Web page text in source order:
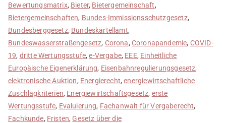
Bewertungsmatrix, Bieter, Bietergemeinschaft,
Bietergemeinschaften, Bundes-Immissionsschutzgesetz,
Bundesberggesetz, Bundeskartellamt,
Bundeswasserstraßengesetz, Corona, Coronapandemie, COVID-
19, dritte Wertungsstufe,e-Vergabe, EEE, Einheitliche
Europäische Eigenerklärung, Eisenbahnregulierungsgesetz,
elektronische Auktion, Energierecht,energiewirtschaftliche
Zuschlagkriterien, Energiewirtschaftsgesetz, erste
Wertungsstufe, Evaluierung, Fachanwalt für Vergaberecht,
Fachkunde, Fristen, Gesetz über die